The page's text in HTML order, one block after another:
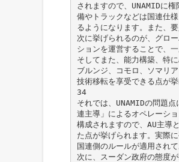
されますので、UNAMIDに
備やトラックなどは国連仕
るようになります。また、
次に挙げられるのが、グロ
ションを運営することで、
そしてまた、能力構築、特
ブルンジ、コモロ、ソマリ
技術移転を享受できる点が挙
34
それでは、UNAMIDの問題
連主導」によるオペレーシ
構成されますので、AU主導
た点が挙げられます。実際
国連側のルールが適用されて
次に、スーダン政府の態度